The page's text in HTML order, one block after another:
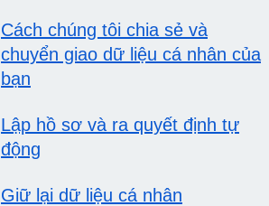
Cách chúng tôi chia sẻ và
chuyển giao dữ liệu cá nhân của
bạn
Lập hồ sơ và ra quyết định tự
động
Giữ lại dữ liệu cá nhân